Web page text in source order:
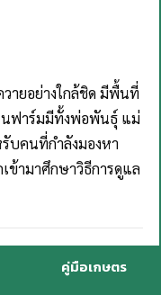
ายอย่างใกล้ชิด มีพื้นที่
นฟาร์มมีทั้งพ่อพันธุ์ แม่
บคนที่กำลังมองหา
ข้ามาศึกษาวิธีการดูแล
คู่มือเกษตร